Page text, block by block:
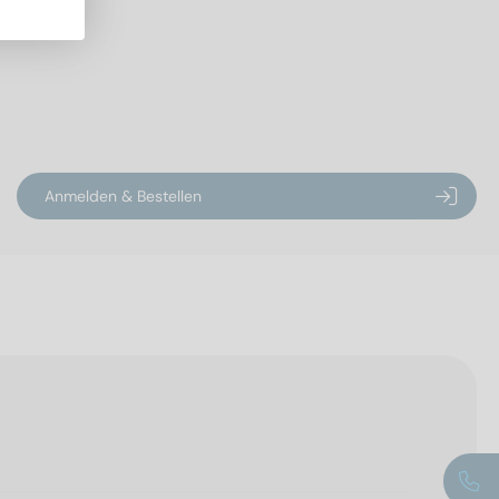
Anmelden & Bestellen